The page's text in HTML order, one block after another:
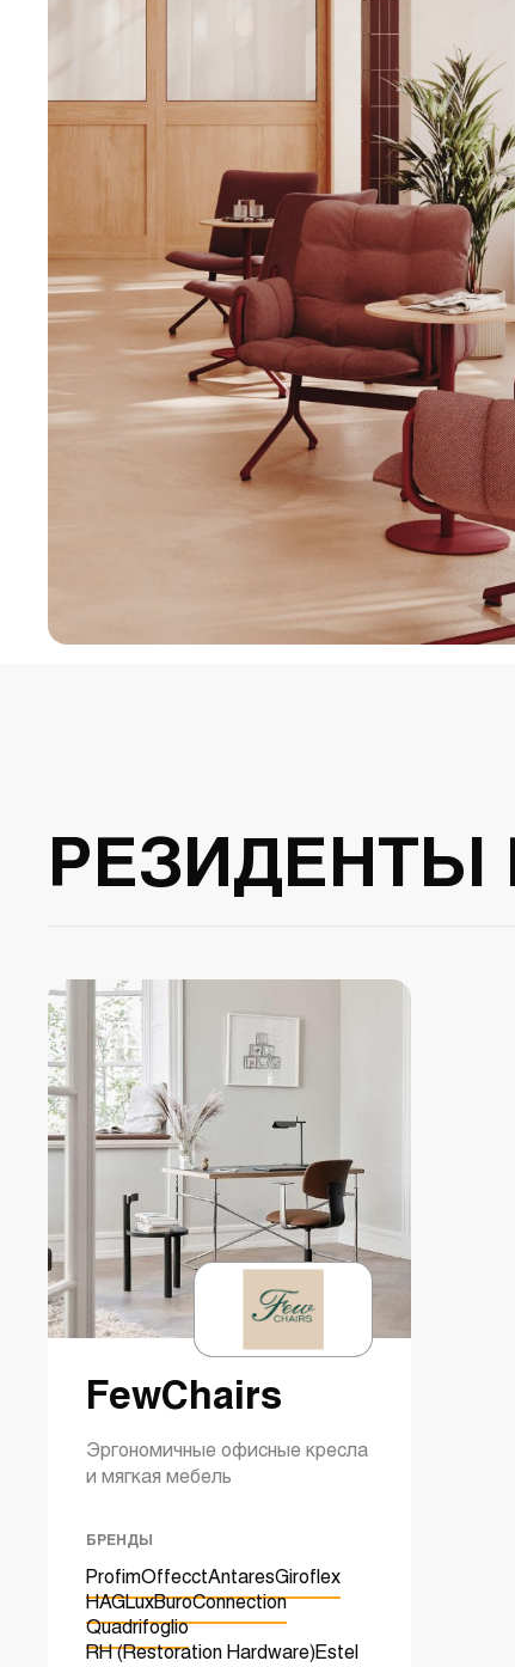
РЕЗИДЕНТЫ
FewChairs
Эргономичные офисные кресла
и мягкая мебель
БРЕНДЫ
ProfimOffecctAntaresGiroflex
HAGLuxBuroConnection
Quadrifoglio
RH (Restoration Hardware)Estel